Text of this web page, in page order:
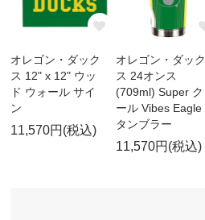
オレゴン・ダック
ス 12" x 12" ウッ
ド ウォール サイ
ン
11,570円(税込)
オレゴン・ダック
ス 24オンス
(709ml) Super ク
ール Vibes Eagle
タンブラー
11,570円(税込)